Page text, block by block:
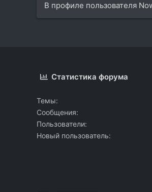
В профиле пользователя
Статистика форума
Темы
Сообщения
Пользователи
Новый пользователь